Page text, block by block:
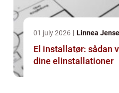
01 july 2026 Linnea
El installatør: sådan
dine elinstallationer